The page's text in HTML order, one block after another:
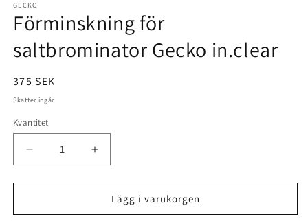
GECKO
Förminskning för
saltbrominator Gecko in.clear
Ordinarie
pris
375 SEK
Skatter ingår.
Kvantitet
Minska
kvantitet
för
för
Öka
kvantitet
för
Förminskning
för
Lägg i varukorgen